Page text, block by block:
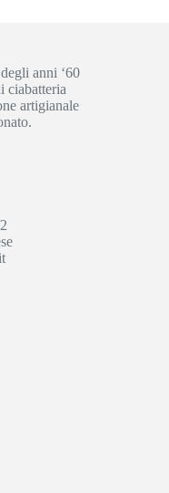
anni ‘60
ciabatteria
artigianale